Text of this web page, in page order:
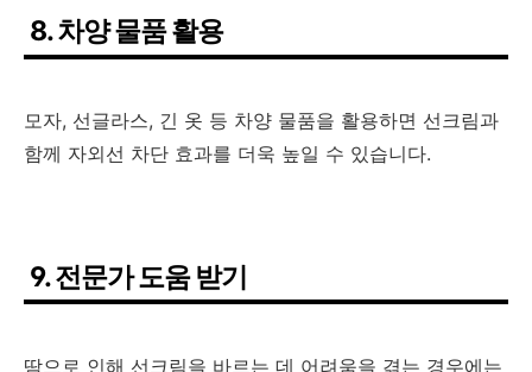
8. 차양 물품 활용
모자, 선글라스, 긴 옷 등 차양 물품을 활용하면 선크림과
함께 자외선 차단 효과를 더욱 높일 수 있습니다.
9. 전문가 도움 받기
땀으로 인해 선크림을 바르는 데 어려움을 겪는 경우에는